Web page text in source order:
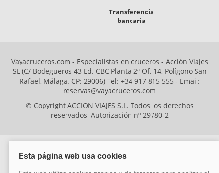
Transferencia
bancaria
Vayacruceros.com - Especialistas en cruceros - Acción Viajes
SL (C/ Bodegueros 43 Ed. CBC Planta 2ª Of. 14, Polígono San
Rafael, Málaga. CP: 29006) Tel: +34 917 815 555 - Email:
reservas@vayacruceros.com
© Copyright ACCION VIAJES S.L. Todos los derechos
reservados. Autorización nº 29780-2